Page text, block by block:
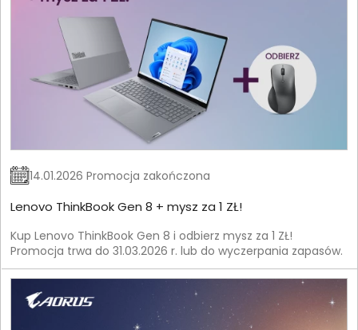
14.01.2026 Promocja zakończona
Lenovo ThinkBook Gen 8 + mysz za 1 ZŁ!
Kup Lenovo ThinkBook Gen 8 i odbierz mysz za 1 ZŁ!
Promocja trwa do 31.03.2026 r. lub do wyczerpania zapasów.